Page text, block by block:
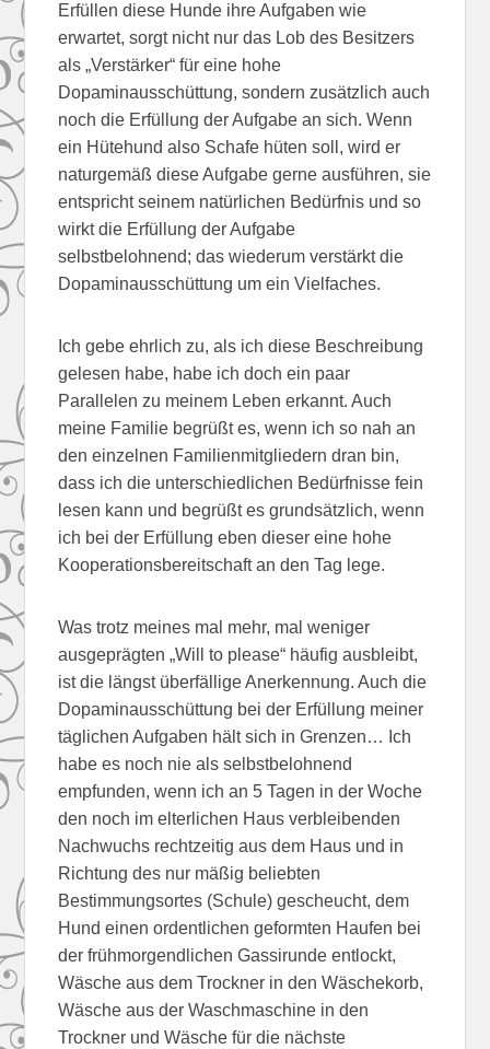
Erfüllen diese Hunde ihre Aufgaben wie
erwartet, sorgt nicht nur das Lob des Besitzers
als „Verstärker“ für eine hohe
Dopaminausschüttung, sondern zusätzlich auch
noch die Erfüllung der Aufgabe an sich. Wenn
ein Hütehund also Schafe hüten soll, wird er
naturgemäß diese Aufgabe gerne ausführen, sie
entspricht seinem natürlichen Bedürfnis und so
wirkt die Erfüllung der Aufgabe
selbstbelohnend; das wiederum verstärkt die
Dopaminausschüttung um ein Vielfaches.
Ich gebe ehrlich zu, als ich diese Beschreibung
gelesen habe, habe ich doch ein paar
Parallelen zu meinem Leben erkannt. Auch
meine Familie begrüßt es, wenn ich so nah an
den einzelnen Familienmitgliedern dran bin,
dass ich die unterschiedlichen Bedürfnisse fein
lesen kann und begrüßt es grundsätzlich, wenn
ich bei der Erfüllung eben dieser eine hohe
Kooperationsbereitschaft an den Tag lege.
Was trotz meines mal mehr, mal weniger
ausgeprägten „Will to please“ häufig ausbleibt,
ist die längst überfällige Anerkennung. Auch die
Dopaminausschüttung bei der Erfüllung meiner
täglichen Aufgaben hält sich in Grenzen… Ich
habe es noch nie als selbstbelohnend
empfunden, wenn ich an 5 Tagen in der Woche
den noch im elterlichen Haus verbleibenden
Nachwuchs rechtzeitig aus dem Haus und in
Richtung des nur mäßig beliebten
Bestimmungsortes (Schule) gescheucht, dem
Hund einen ordentlichen geformten Haufen bei
der frühmorgendlichen Gassirunde entlockt,
Wäsche aus dem Trockner in den Wäschekorb,
Wäsche aus der Waschmaschine in den
Trockner und Wäsche für die nächste